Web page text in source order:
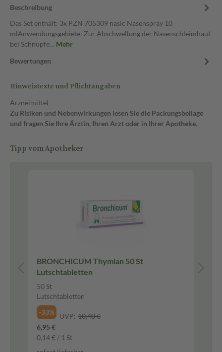
Beschreibung
Das Set enthält: 3x PZN 705309 nasic Nasenspray 10
mlAnwendungsgebiete: Zur Abschwellung der Nasenschleimhaut
bei Schnupfe… Mehr
Bewertungen
Hinweistexte und Pflichtangaben
Arzneimittel
Zu Risiken und Nebenwirkungen lesen Sie die Packungsbeilage
und fragen Sie Ihre Ärztin, Ihren Arzt oder in Ihrer Apotheke.
Tipp vom Apotheker
BRONCHICUM Thymian 50 St
Lutschtabletten
50 St
Lutschtabletten
-33%
UVP: 10,40 €
6,95 €
0,14 € / 1 St